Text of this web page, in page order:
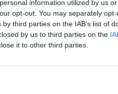
information utilized by us
opt-out. You may separately
third parties on the IAB’s list of
by us to third parties on the
it to other third parties.
poco más de dos
a trabajadorespor
del Servicio
heridos con